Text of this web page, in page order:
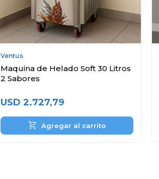
Ventus
Maquina de Helado Soft 30 Litros
2 Sabores
USD 2.727,79